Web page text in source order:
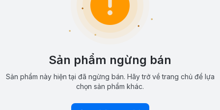
Sản phẩm ngừng bán
Sản phẩm này hiện tại đã ngừng bán. Hãy trở về trang chủ để lựa
chọn sản phẩm khác.